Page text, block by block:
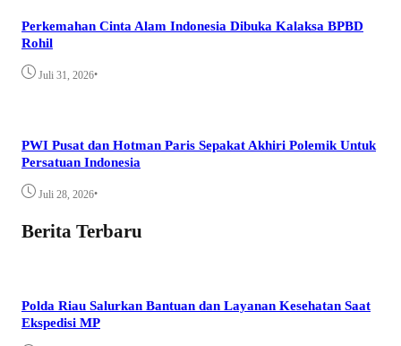
Perkemahan Cinta Alam Indonesia Dibuka Kalaksa BPBD
Rohil
Juli 31, 2026•
PWI Pusat dan Hotman Paris Sepakat Akhiri Polemik Untuk
Persatuan Indonesia
Juli 28, 2026•
Berita Terbaru
Polda Riau Salurkan Bantuan dan Layanan Kesehatan Saat
Ekspedisi MP